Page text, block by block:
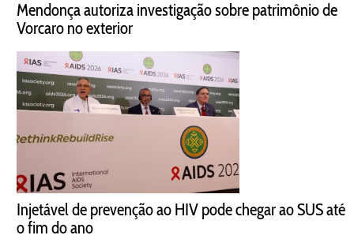
Mendonça autoriza investigação sobre patrimônio de
Vorcaro no exterior
Injetável de prevenção ao HIV pode chegar ao SUS até
o fim do ano